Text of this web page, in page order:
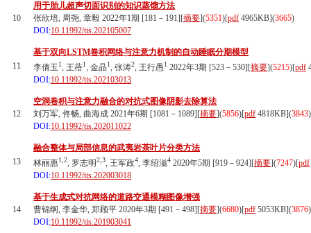
10
用于胎儿超声切面识别的知识蒸馏方法
张欣培, 周尧, 章毅 2022年1期 [181－191][摘要](5351)[pdf 4965KB](3665)
DOI:10.11992/tis.202105007
11
基于双向LSTM卷积网络与注意力机制的自动睡眠分期模型
李倩玉1, 王蓓1, 金晶1, 张涛2, 王行愚1 2022年3期 [523－530][摘要](5215)[pdf
DOI:10.11992/tis.202103013
12
空洞卷积与注意力融合的对抗式图像阴影去除算法
刘万军, 佟畅, 曲海成 2021年6期 [1081－1089][摘要](5856)[pdf 4818KB](3843)
DOI:10.11992/tis.202011022
13
融合整体与局部信息的武夷岩茶叶片分类方法
林丽惠1,2, 罗志明2,3, 王军政4, 李绍滋4 2020年5期 [919－924][摘要](7247)[pdf
DOI:10.11992/tis.202003018
14
基于生成式对抗网络的道路交通模糊图像增强
曹锦纲, 李金华, 郑顾平 2020年3期 [491－498][摘要](6680)[pdf 5053KB](3876)
DOI:10.11992/tis.201903041